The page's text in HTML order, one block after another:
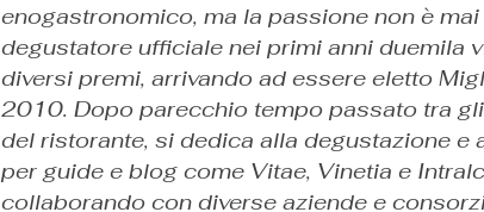
enogastronomico, ma la passione non è
degustatore ufficiale nei primi anni duemila
diversi premi, arrivando ad essere eletto
2010. Dopo parecchio tempo passato tra
del ristorante, si dedica alla degustazione e
per guide e blog come Vitae, Vinetia e
collaborando con diverse aziende e